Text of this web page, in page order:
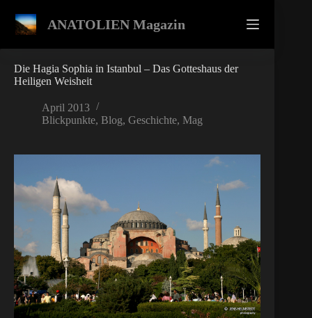
Inhalt
springen
ANATOLIEN Magazin
Die Hagia Sophia in Istanbul – Das Gotteshaus der
Heiligen Weisheit
April 2013
Blickpunkte, Blog, Geschichte, Mag